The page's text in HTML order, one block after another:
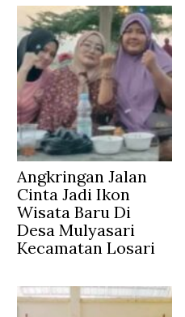
Angkringan Jalan
Cinta Jadi Ikon
Wisata Baru Di
Desa Mulyasari
Kecamatan Losari